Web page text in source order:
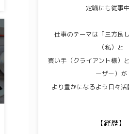
定職にも従事中
仕事のテーマは「三方良
（私）と
買い手（クライアント様）
ーザー）が
より豊かになるよう日々活
【経歴】